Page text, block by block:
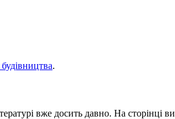
.
вже досить давно. На сторінці